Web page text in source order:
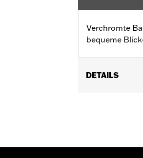
Verchromte
bequeme
DETAILS